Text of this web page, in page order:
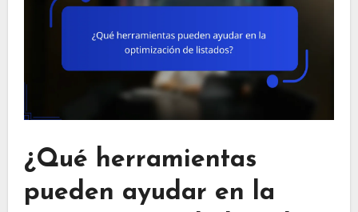
¿Qué herramientas
pueden ayudar en la